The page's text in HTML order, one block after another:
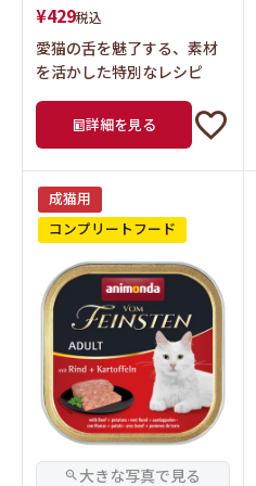
を活かした特別なレシピ
詳細を見る
成猫用
アニモンダ 猫用 フォムファ